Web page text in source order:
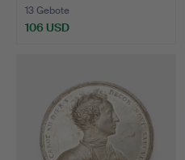
13 Gebote
106 USD